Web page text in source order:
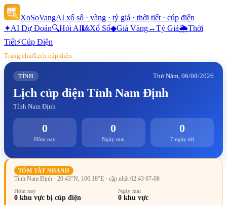
XoSoVangAI xổ số · vàng · tỷ giá · thời tiết · cúp điện
✦AI Dự Đoán🔍Hỏi AI🎱Xổ Số◆Giá Vàng↔Tỷ Giá🌦Thời
Tiết⚡Cúp Điện
Trang chủ/Lịch cúp điện
TỈNH Thứ Năm, 06/08/2026
Lịch cúp điện Tỉnh Nam Định
Tỉnh Nam Định
0
Hôm nay
0
Ngày mai
0
7 ngày tới
TÓM TẮT NHANH
Tỉnh Nam Định · 20.43°N, 106.18°E · cập nhật 02:43 07-08
Hôm nay
0 khu vực bị cúp điện
Ngày mai
0khu vực